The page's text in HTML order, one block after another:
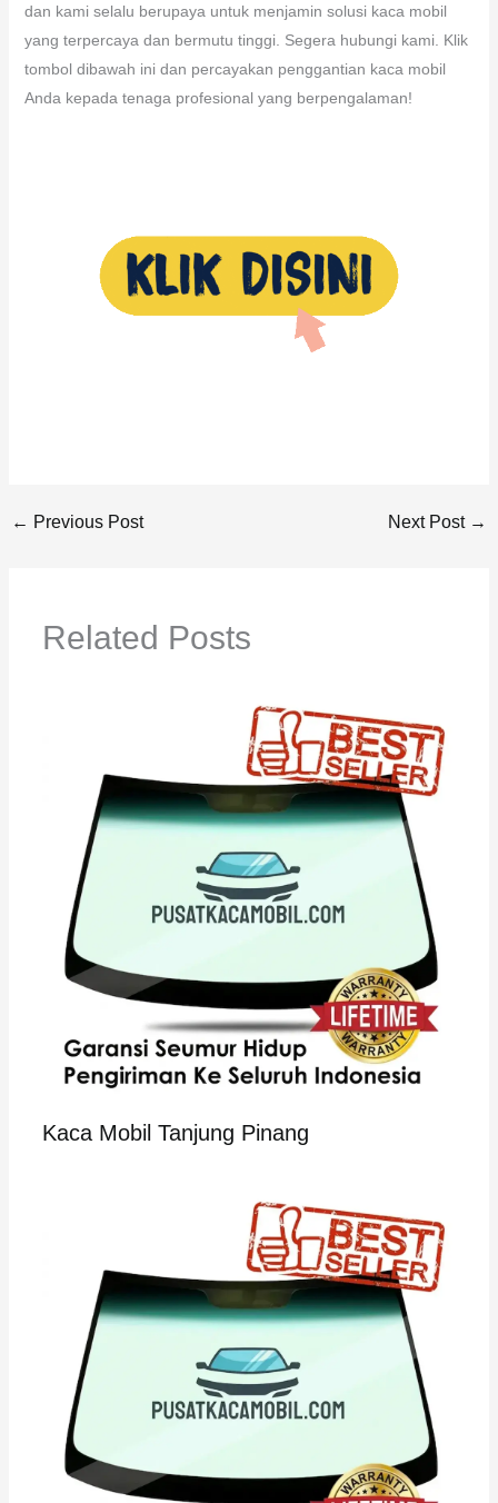
dan kami selalu berupaya untuk menjamin solusi kaca mobil
yang terpercaya dan bermutu tinggi. Segera hubungi kami. Klik
tombol dibawah ini dan percayakan penggantian kaca mobil
Anda kepada tenaga profesional yang berpengalaman!
← Previous Post Next Post →
Related Posts
Kaca Mobil Tanjung Pinang